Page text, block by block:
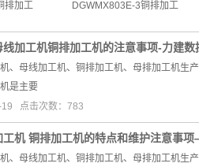
排加工 DGWMX803E-3铜排加工
线加工机铜排加工机的注意事项-力建数
、母线加工机、铜排加工机、母排加工机生
是主要
19 点击次数：783
工机 铜排加工机的特点和维护注意事
、母线加工机、铜排加工机、母排加工机生